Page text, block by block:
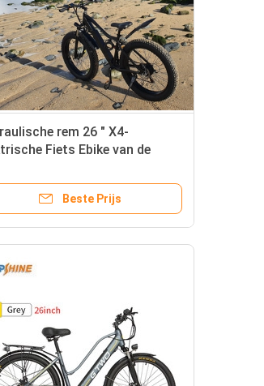
rem 26 " X4-
Fiets Ebike van de
LCD de plaats bepalen
Beste Prijs